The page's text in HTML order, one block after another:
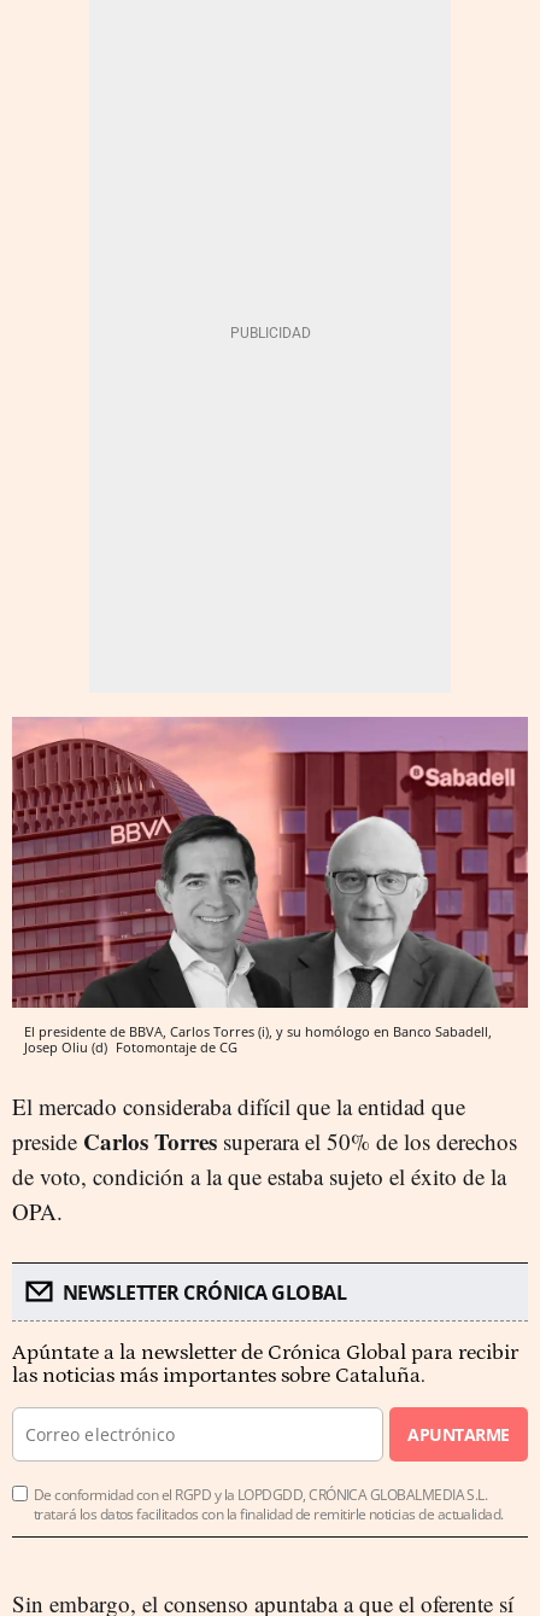
El presidente de BBVA, Carlos Torres (i), y su homólogo en Banco Sabadell,
Josep Oliu (d) Fotomontaje de CG
El mercado consideraba difícil que la entidad que
preside Carlos Torres superara el 50% de los derechos
de voto, condición a la que estaba sujeto el éxito de la
OPA.
NEWSLETTER CRÓNICA GLOBAL
Apúntate a la newsletter de Crónica Global para recibir
las noticias más importantes sobre Cataluña.
APUNTARME
De conformidad con el RGPD y la LOPDGDD, CRÓNICA GLOBALMEDIA S.L.
tratará los datos facilitados con la finalidad de remitirle noticias de actualidad.
Sin embargo, el consenso apuntaba a que el oferente sí